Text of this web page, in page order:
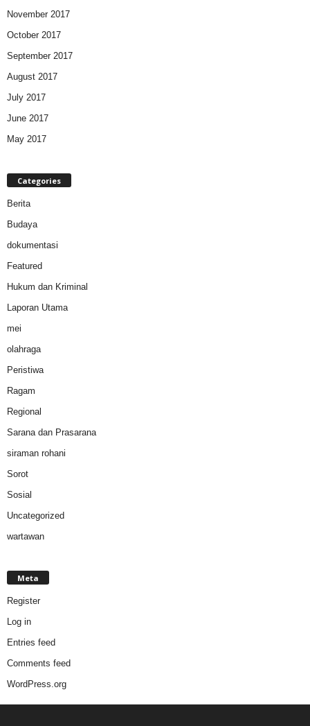
November 2017
October 2017
September 2017
August 2017
July 2017
June 2017
May 2017
Categories
Berita
Budaya
dokumentasi
Featured
Hukum dan Kriminal
Laporan Utama
mei
olahraga
Peristiwa
Ragam
Regional
Sarana dan Prasarana
siraman rohani
Sorot
Sosial
Uncategorized
wartawan
Meta
Register
Log in
Entries feed
Comments feed
WordPress.org